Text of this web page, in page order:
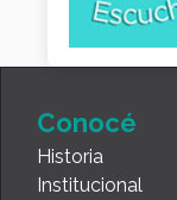
Conocé
Historia
Institucional